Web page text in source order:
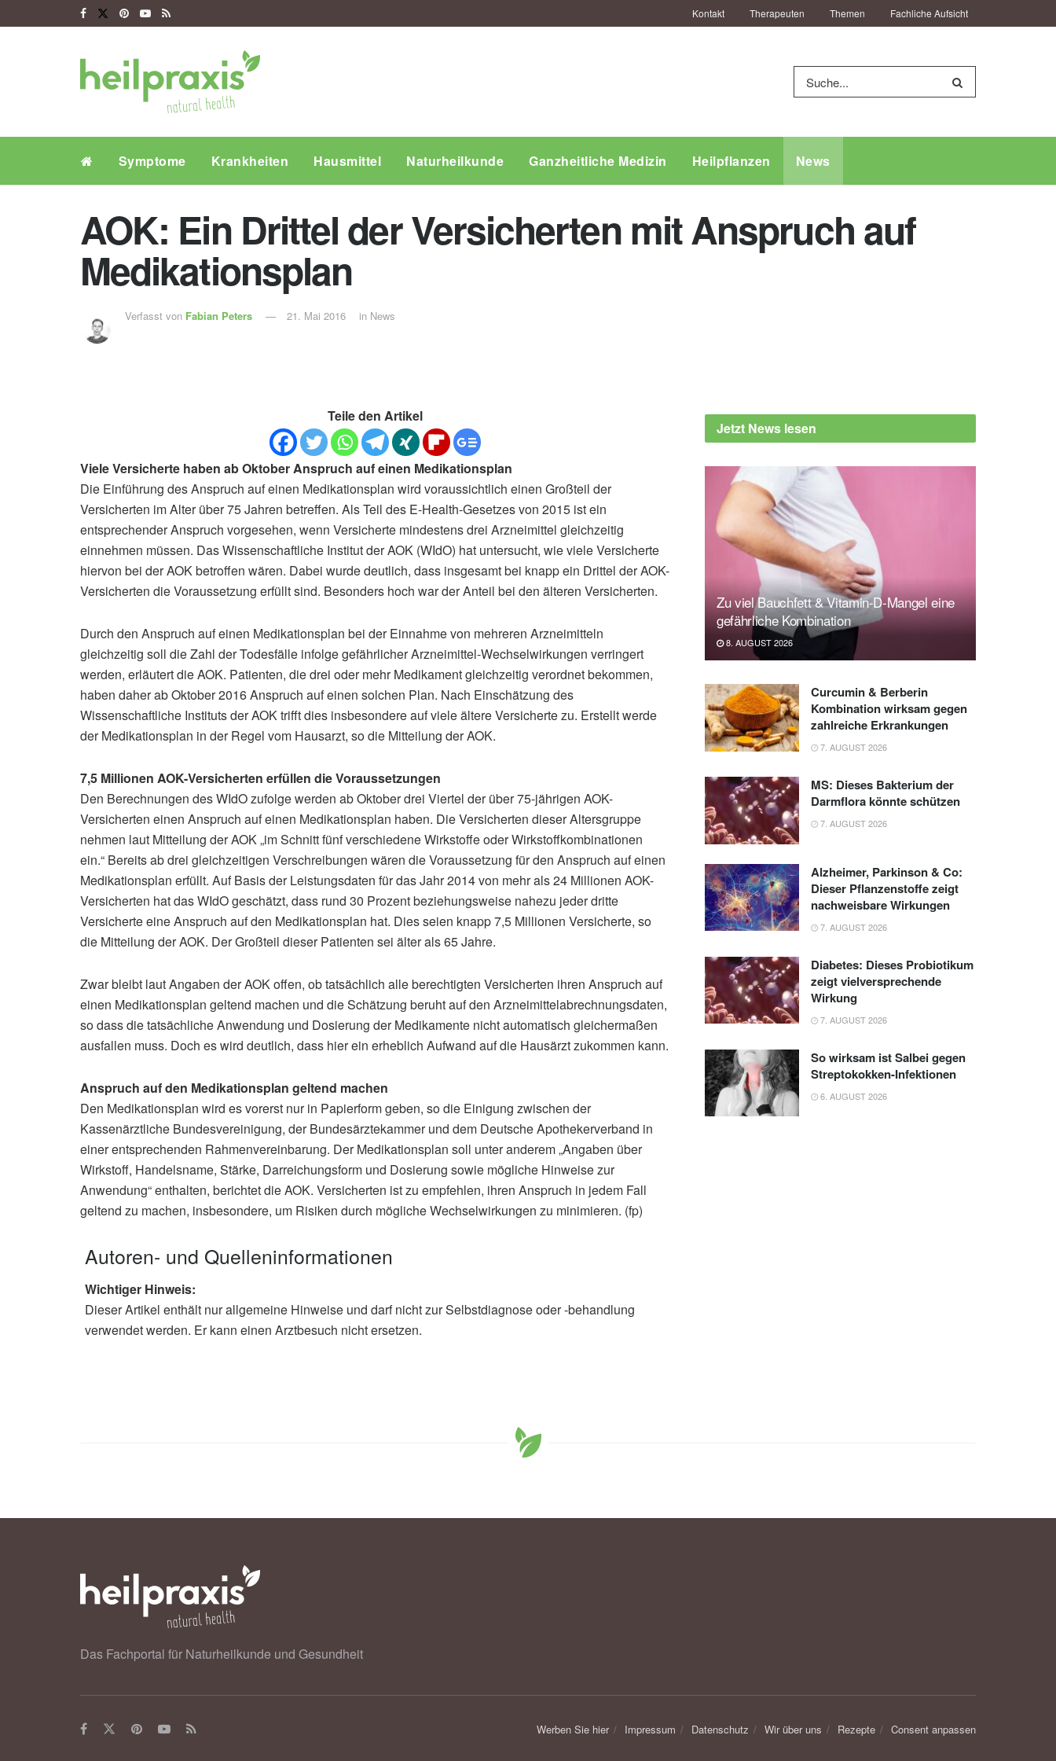
Kontakt Therapeuten Themen Fachliche Aufsicht
Symptome Krankheiten Hausmittel Naturheilkunde Ganzheitliche Medizin Heilpflanzen News
AOK: Ein Drittel der Versicherten mit Anspruch auf
Medikationsplan
Verfasst von Fabian Peters 21. Mai 2016 in News
Teile den Artikel
Viele Versicherte haben ab Oktober Anspruch auf einen Medikationsplan
Die Einführung des Anspruch auf einen Medikationsplan wird voraussichtlich einen Großteil der
Versicherten im Alter über 75 Jahren betreffen. Als Teil des E-Health-Gesetzes von 2015 ist ein
entsprechender Anspruch vorgesehen, wenn Versicherte mindestens drei Arzneimittel gleichzeitig
einnehmen müssen. Das Wissenschaftliche Institut der AOK (WIdO) hat untersucht, wie viele Versicherte
hiervon bei der AOK betroffen wären. Dabei wurde deutlich, dass insgesamt bei knapp ein Drittel der AOK-
Versicherten die Voraussetzung erfüllt sind. Besonders hoch war der Anteil bei den älteren Versicherten.
Durch den Anspruch auf einen Medikationsplan bei der Einnahme von mehreren Arzneimitteln
gleichzeitig soll die Zahl der Todesfälle infolge gefährlicher Arzneimittel-Wechselwirkungen verringert
werden, erläutert die AOK. Patienten, die drei oder mehr Medikament gleichzeitig verordnet bekommen,
haben daher ab Oktober 2016 Anspruch auf einen solchen Plan. Nach Einschätzung des
Wissenschaftliche Instituts der AOK trifft dies insbesondere auf viele ältere Versicherte zu. Erstellt werde
der Medikationsplan in der Regel vom Hausarzt, so die Mitteilung der AOK.
7,5 Millionen AOK-Versicherten erfüllen die Voraussetzungen
Den Berechnungen des WIdO zufolge werden ab Oktober drei Viertel der über 75-jährigen AOK-
Versicherten einen Anspruch auf einen Medikationsplan haben. Die Versicherten dieser Altersgruppe
nehmen laut Mitteilung der AOK „im Schnitt fünf verschiedene Wirkstoffe oder Wirkstoffkombinationen
ein.“ Bereits ab drei gleichzeitigen Verschreibungen wären die Voraussetzung für den Anspruch auf einen
Medikationsplan erfüllt. Auf Basis der Leistungsdaten für das Jahr 2014 von mehr als 24 Millionen AOK-
Versicherten hat das WIdO geschätzt, dass rund 30 Prozent beziehungsweise nahezu jeder dritte
Versicherte eine Anspruch auf den Medikationsplan hat. Dies seien knapp 7,5 Millionen Versicherte, so
die Mitteilung der AOK. Der Großteil dieser Patienten sei älter als 65 Jahre.
Zwar bleibt laut Angaben der AOK offen, ob tatsächlich alle berechtigten Versicherten ihren Anspruch auf
einen Medikationsplan geltend machen und die Schätzung beruht auf den Arzneimittelabrechnungsdaten,
so dass die tatsächliche Anwendung und Dosierung der Medikamente nicht automatisch gleichermaßen
ausfallen muss. Doch es wird deutlich, dass hier ein erheblich Aufwand auf die Hausärzt zukommen kann.
Anspruch auf den Medikationsplan geltend machen
Den Medikationsplan wird es vorerst nur in Papierform geben, so die Einigung zwischen der
Kassenärztliche Bundesvereinigung, der Bundesärztekammer und dem Deutsche Apothekerverband in
einer entsprechenden Rahmenvereinbarung. Der Medikationsplan soll unter anderem „Angaben über
Wirkstoff, Handelsname, Stärke, Darreichungsform und Dosierung sowie mögliche Hinweise zur
Anwendung“ enthalten, berichtet die AOK. Versicherten ist zu empfehlen, ihren Anspruch in jedem Fall
geltend zu machen, insbesondere, um Risiken durch mögliche Wechselwirkungen zu minimieren. (fp)
Autoren- und Quelleninformationen
Wichtiger Hinweis:
Dieser Artikel enthält nur allgemeine Hinweise und darf nicht zur Selbstdiagnose oder -behandlung
verwendet werden. Er kann einen Arztbesuch nicht ersetzen.
Jetzt News lesen
Zu viel Bauchfett & Vitamin-D-Mangel eine
gefährliche Kombination
8. AUGUST 2026
Curcumin & Berberin
Kombination wirksam gegen
zahlreiche Erkrankungen
7. AUGUST 2026
MS: Dieses Bakterium der
Darmflora könnte schützen
7. AUGUST 2026
Alzheimer, Parkinson & Co:
Dieser Pflanzenstoffe zeigt
nachweisbare Wirkungen
7. AUGUST 2026
Diabetes: Dieses Probiotikum
zeigt vielversprechende
Wirkung
7. AUGUST 2026
So wirksam ist Salbei gegen
Streptokokken-Infektionen
6. AUGUST 2026
Das Fachportal für Naturheilkunde und Gesundheit
Werben Sie hier Impressum Datenschutz Wir über uns Rezepte Consent anpassen